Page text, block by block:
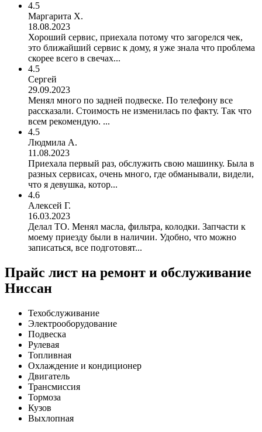
4.5
Маргарита Х.
18.08.2023
Хороший сервис, приехала потому что загорелся чек,
это ближайший сервис к дому, я уже знала что проблема
скорее всего в свечах...
4.5
Сергей
29.09.2023
Менял много по задней подвеске. По телефону все
рассказали. Стоимость не изменилась по факту. Так что
всем рекомендую. ...
4.5
Людмила А.
11.08.2023
Приехала первый раз, обслужить свою машинку. Была в
разных сервисах, очень много, где обманывали, видели,
что я девушка, котор...
4.6
Алексей Г.
16.03.2023
Делал ТО. Менял масла, фильтра, колодки. Запчасти к
моему приезду были в наличии. Удобно, что можно
записаться, все подготовят...
Прайс лист на ремонт и обслуживание
Ниссан
Техобслуживание
Электрооборудование
Подвеска
Рулевая
Топливная
Охлаждение и кондиционер
Двигатель
Трансмиссия
Тормоза
Кузов
Выхлопная